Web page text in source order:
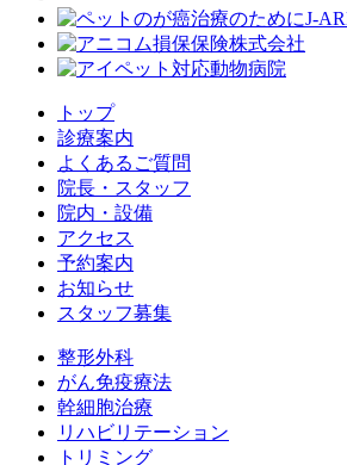
トップ
診療案内
よくあるご質問
院長・スタッフ
院内・設備
アクセス
予約案内
お知らせ
スタッフ募集
整形外科
がん免疫療法
幹細胞治療
リハビリテーション
トリミング